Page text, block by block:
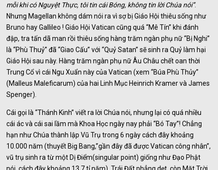
mỗi khi có Nguyệt Thực, tôi tin cái Bóng, không tin lời Chúa nói”.
Nhưng Magellan không dám nói ra vì sợ bị Giáo Hội thiêu sống như
Bruno hay Gallileo ! Giáo Hội Vatican cũng quá “Mê Tín” khi đánh
đập, tra tấn dã man rồi thiêu sống hàng trăm ngàn phụ nữ “Bị Nghi”
là “Phù Thuỷ” đã “Giao Cấu” với “Quỷ Satan” sẽ sinh ra Quỷ làm hại
Giáo Hội sau này. Hàng trăm ngàn phụ nữ Âu Châu chết oan thời
Trung Cổ vì cái Ngu Xuẩn này của Vatican (xem “Búa Phù Thủy”
(Malleus Maleficarum) của hai Linh Mục Heinrich Kramer và James
Spenger).
Cái gọi là “Thánh Kinh” viết ra lời Chúa nói, nhưng lại có quá nhiều
cái ác và cái sai lầm mà Khoa Học ngày nay phải “Bó Tay”! Chẳng
hạn như Chúa thành lập Vũ Trụ trong 6 ngày cách đây khoảng
10.000 năm (thuyết Big Bang,”gần đây đã được Vatican công nhân”,
vũ trụ sinh ra từ một Dị Điểm(singular point) giống như Đạo Phật
nói, cách đây khoảng 13,7 tỉ năm). Trái Đất phẳng dẹt, còn Mặt Trời